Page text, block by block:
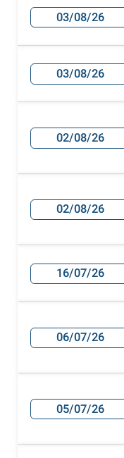
03/08/26
03/08/26
02/08/26
02/08/26
16/07/26
06/07/26
05/07/26